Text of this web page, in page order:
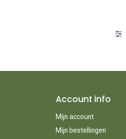
Account info
Mijn account
Mijn bestellingen